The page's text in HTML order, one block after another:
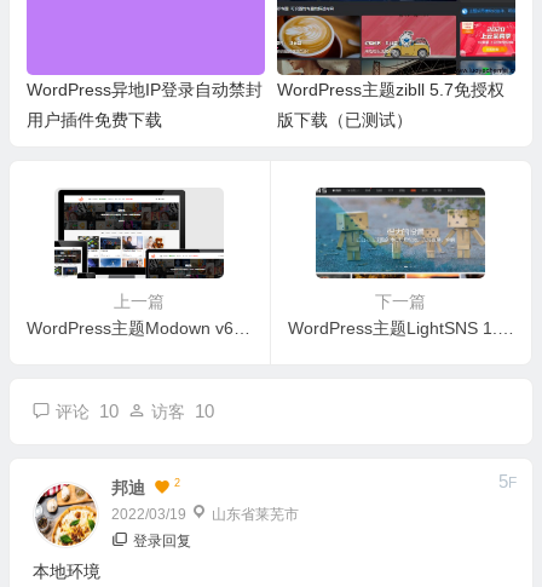
WordPress异地IP登录自动禁封
用户插件免费下载
WordPress主题zibll 5.7免授权
版下载（已测试）
上一篇
下一篇
评论 10 访客 10
邦迪 2
2022/03/19 山东省莱芜市
5F
登录回复
本地环境